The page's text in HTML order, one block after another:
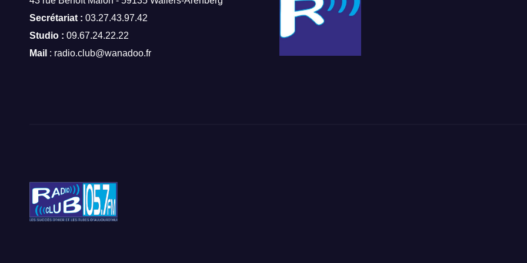
Secrétariat : 03.27.43.97.42
Studio : 09.67.24.22.22
Mail : radio.club@wanadoo.fr